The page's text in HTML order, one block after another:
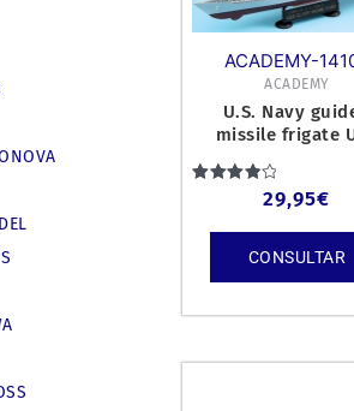
ACADEMY-
ACADEMY
U.S. Navy
missile frigate
FFG-7. Kit de
29,95€
CONSULTAR